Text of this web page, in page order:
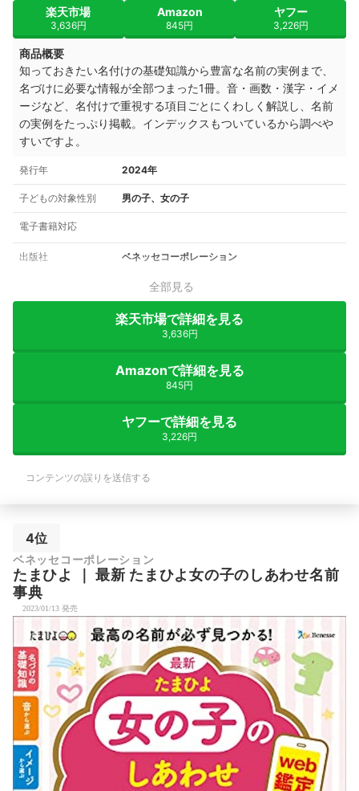
楽天市場
3,636円
Amazon
845円
ヤフー
3,226円
商品概要
知っておきたい名付けの基礎知識から豊富な名前の実例まで、
名づけに必要な情報が全部つまった1冊。音・画数・漢字・イメ
ージなど、名付けで重視する項目ごとにくわしく解説し、名前
の実例をたっぷり掲載。インデックスもついているから調べや
すいですよ。
発行年 2024年
子どもの対象性別 男の子、女の子
電子書籍対応
出版社 ベネッセコーポレーション
全部見る
楽天市場で詳細を見る
3,636円
Amazonで詳細を見る
845円
ヤフーで詳細を見る
3,226円
コンテンツの誤りを送信する
4位
ベネッセコーポレーション
たまひよ ｜最新 たまひよ女の子のしあわせ名前
事典
2023/01/13 発売